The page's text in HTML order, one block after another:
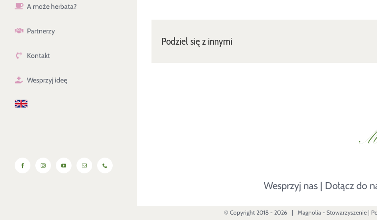
A może herbata?
Partnerzy
Kontakt
Wesprzyj ideę
Facebook Instagram YouTube Email
Podziel się z innymi
Wesprzyj nas| Dołącz do
© Copyright 2018 - 2026 | Magnolia - Stowarzyszenie |